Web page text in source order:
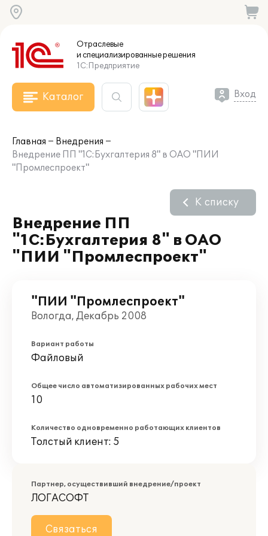
Отраслевые
и специализированныерешения
1С:Предприятие
Каталог Вход
Главная
Внедрения
Внедрение ПП "1С:Бухгалтерия 8" в ОАО "ПИИ
"Промлеспроект"
Внедрение ПП
"1С:Бухгалтерия 8" в ОАО
"ПИИ "Промлеспроект"
К списку
"ПИИ "Промлеспроект"
Вологда, Декабрь 2008
Вариант работы
Файловый
Общее число автоматизированных рабочих мест
10
Количество одновременно работающих клиентов
Толстый клиент: 5
Партнер, осуществивший внедрение/проект
ЛОГАСОФТ
Связаться